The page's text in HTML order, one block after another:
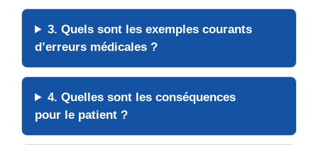
3. Quels sont les exemples courants
d’erreurs médicales ?
4. Quelles sont lesconséquences
pour le patient ?